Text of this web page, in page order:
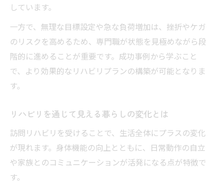
しています。
一方で、無理な目標設定や急な負荷増加は、挫折やケガ
のリスクを高めるため、専門職が状態を見極めながら段
階的に進めることが重要です。成功事例から学ぶこと
で、より効果的なリハビリプランの構築が可能となりま
す。
リハビリを通じて見える暮らしの変化とは
訪問リハビリを受けることで、生活全体にプラスの変化
が現れます。身体機能の向上とともに、日常動作の自立
や家族とのコミュニケーションが活発になる点が特徴で
す。